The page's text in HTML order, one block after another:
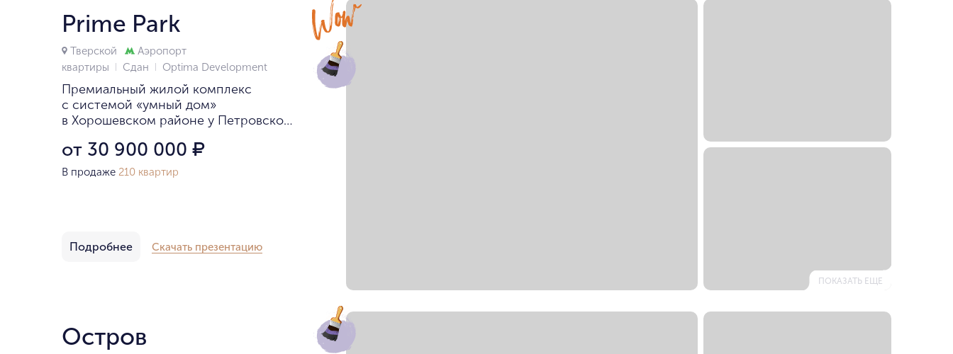
Prime Park
Тверской
Аэропорт
квартиры
Сдан Optima Development
Премиальный жилой комплекс
с системой «умный дом»
в Хорошевском районе у Петровского
от 30 900 000 ₽
В продаже 210 квартир
Подробнее Скачать презентацию
ПОКАЗАТЬ ЕЩЕ
Остров